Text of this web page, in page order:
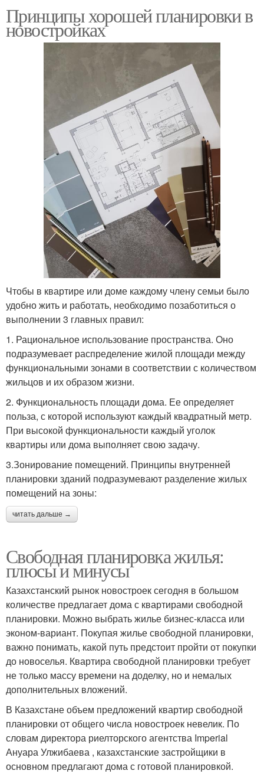
Принципы хорошей планировки в
новостройках
Чтобы в квартире или доме каждому члену семьи было
удобно жить и работать, необходимо позаботиться о
выполнении 3 главных правил:
1. Рациональное использование пространства. Оно
подразумевает распределение жилой площади между
функциональными зонами в соответствии с количеством
жильцов и их образом жизни.
2. Функциональность площади дома. Ее определяет
польза, с которой используют каждый квадратный метр.
При высокой функциональности каждый уголок
квартиры или дома выполняет свою задачу.
3.Зонирование помещений. Принципы внутренней
планировки зданий подразумевают разделение жилых
помещений на зоны:
читать дальше →
Свободная планировка жилья:
плюсы и минусы
Казахстанский рынок новостроек сегодня в большом
количестве предлагает дома с квартирами свободной
планировки. Можно выбрать жилье бизнес-класса или
эконом-вариант. Покупая жилье свободной планировки,
важно понимать, какой путь предстоит пройти от покупки
до новоселья. Квартира свободной планировки требует
не только массу времени на доделку, но и немалых
дополнительных вложений.
В Казахстане объем предложений квартир свободной
планировки от общего числа новостроек невелик. По
словам директора риелторского агентства Imperial
Ануара Улжибаева , казахстанские застройщики в
основном предлагают дома с готовой планировкой.